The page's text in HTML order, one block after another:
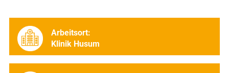
Arbeitsort:
Klinik Husum